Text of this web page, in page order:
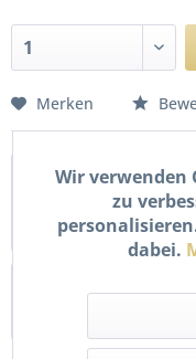
Merken
Beschreibung
Kettenrad 26 Zähne
26 Zähnen ist die
Bewertungen lesen,
Wir verwenden
zu
dabei.